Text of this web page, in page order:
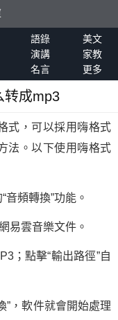
語錄
美文
演講
家教
名言 更多
转成mp3
式，可以採用嗨格式
法。以下使用嗨格式
頻轉換”功能。
易雲音樂文件。
；點擊“輸出路徑”自
”，軟件就會開始處理